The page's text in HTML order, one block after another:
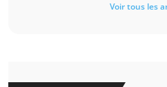
Voir tous les